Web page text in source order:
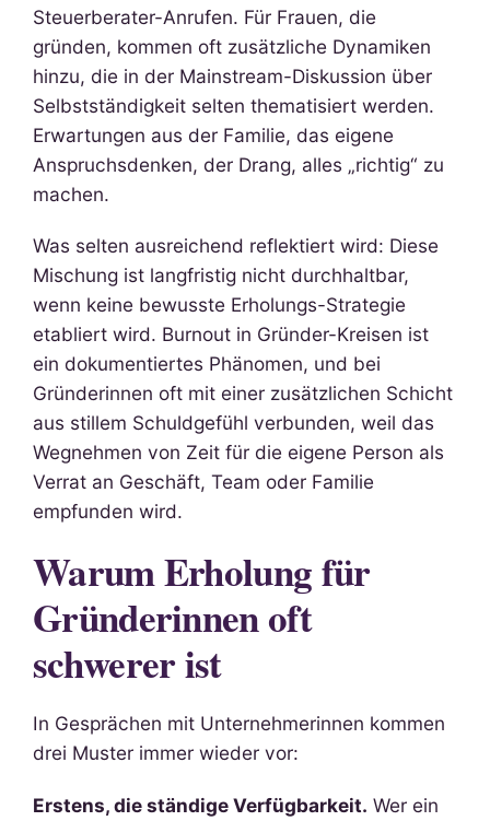
Steuerberater-Anrufen. Für Frauen, die
gründen, kommen oft zusätzliche Dynamiken
hinzu, die in der Mainstream-Diskussion über
Selbstständigkeit selten thematisiert werden.
Erwartungen aus der Familie, das eigene
Anspruchsdenken, der Drang, alles „richtig“ zu
machen.
Was selten ausreichend reflektiert wird: Diese
Mischung ist langfristig nicht durchhaltbar,
wenn keine bewusste Erholungs-Strategie
etabliert wird. Burnout in Gründer-Kreisen ist
ein dokumentiertes Phänomen, und bei
Gründerinnen oft mit einer zusätzlichen Schicht
aus stillem Schuldgefühl verbunden, weil das
Wegnehmen von Zeit für die eigene Person als
Verrat an Geschäft, Team oder Familie
empfunden wird.
Warum Erholung für
Gründerinnen oft
schwerer ist
In Gesprächen mit Unternehmerinnen kommen
drei Muster immer wieder vor:
Erstens, die ständige Verfügbarkeit. Wer ein